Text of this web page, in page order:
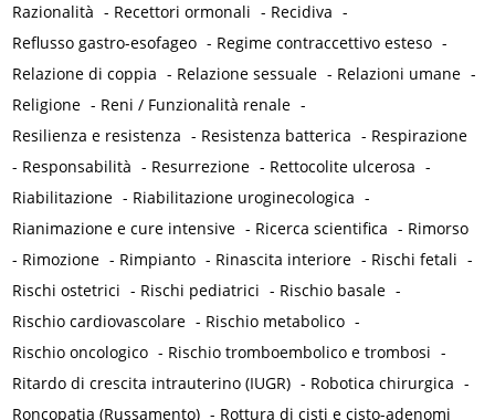
Razionalità - Recettori ormonali - Recidiva -
Reflusso gastro-esofageo - Regime contraccettivo esteso -
Relazione di coppia - Relazione sessuale - Relazioni umane -
Religione - Reni / Funzionalità renale -
Resilienza e resistenza - Resistenza batterica - Respirazione
- Responsabilità - Resurrezione - Rettocolite ulcerosa -
Riabilitazione - Riabilitazione uroginecologica -
Rianimazione e cure intensive - Ricerca scientifica - Rimorso
- Rimozione - Rimpianto - Rinascita interiore - Rischi fetali -
Rischi ostetrici - Rischi pediatrici - Rischio basale -
Rischio cardiovascolare - Rischio metabolico -
Rischio oncologico - Rischio tromboembolico e trombosi -
Ritardo di crescita intrauterino (IUGR) - Robotica chirurgica -
Roncopatia (Russamento) - Rottura di cisti e cisto-adenomi